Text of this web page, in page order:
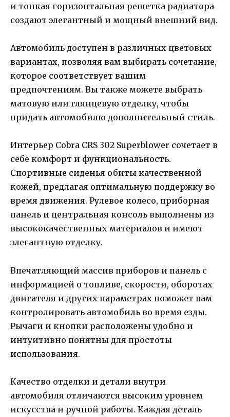
и тонкая горизонтальная решетка радиатора
создают элегантный и мощный внешний вид.
Автомобиль доступен в различных цветовых
вариантах, позволяя вам выбирать сочетание,
которое соответствует вашим
предпочтениям. Вы также можете выбрать
матовую или глянцевую отделку, чтобы
придать автомобилю дополнительный стиль.
Интерьер Cobra CRS 302 Superblower сочетает в
себе комфорт и функциональность.
Спортивные сиденья обиты качественной
кожей, предлагая оптимальную поддержку во
время движения. Рулевое колесо, приборная
панель и центральная консоль выполнены из
высококачественных материалов и имеют
элегантную отделку.
Впечатляющий массив приборов и панель с
информацией о топливе, скорости, оборотах
двигателя и других параметрах поможет вам
контролировать автомобиль во время езды.
Рычаги и кнопки расположены удобно и
интуитивно понятны для простоты
использования.
Качество отделки и детали внутри
автомобиля отличаются высоким уровнем
искусства и ручной работы. Каждая деталь